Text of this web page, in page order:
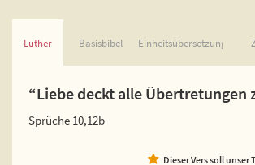
Luther Basisbibel Einheitsübersetzung
“Liebe deckt alle Übertretungen
Sprüche 10,12b
Dieser Vers soll